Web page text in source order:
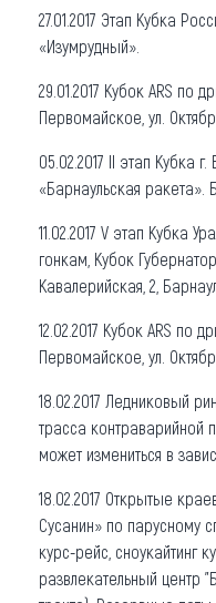
27.01.2017 Этап Кубка
«Изумрудный».
29.01.2017 Кубок ARS по
Первомайское, ул.
05.02.2017 II этап Кубка
«Барнаульская ракета».
11.02.2017 V этап Кубка
гонкам, Кубок
Кавалерийская, 2,
12.02.2017 Кубок ARS по
Первомайское, ул.
18.02.2017 Ледниковый
трасса контраварийной
может измениться в
18.02.2017 Открытые
Сусанин» по парусному
курс-рейс, сноукайтинг
развлекательный центр